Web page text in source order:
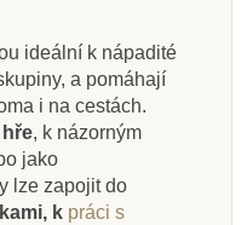
ideální k nápadité
a pomáhají
i na cestách.
, k názorným
jako
lze zapojit do
k práci s